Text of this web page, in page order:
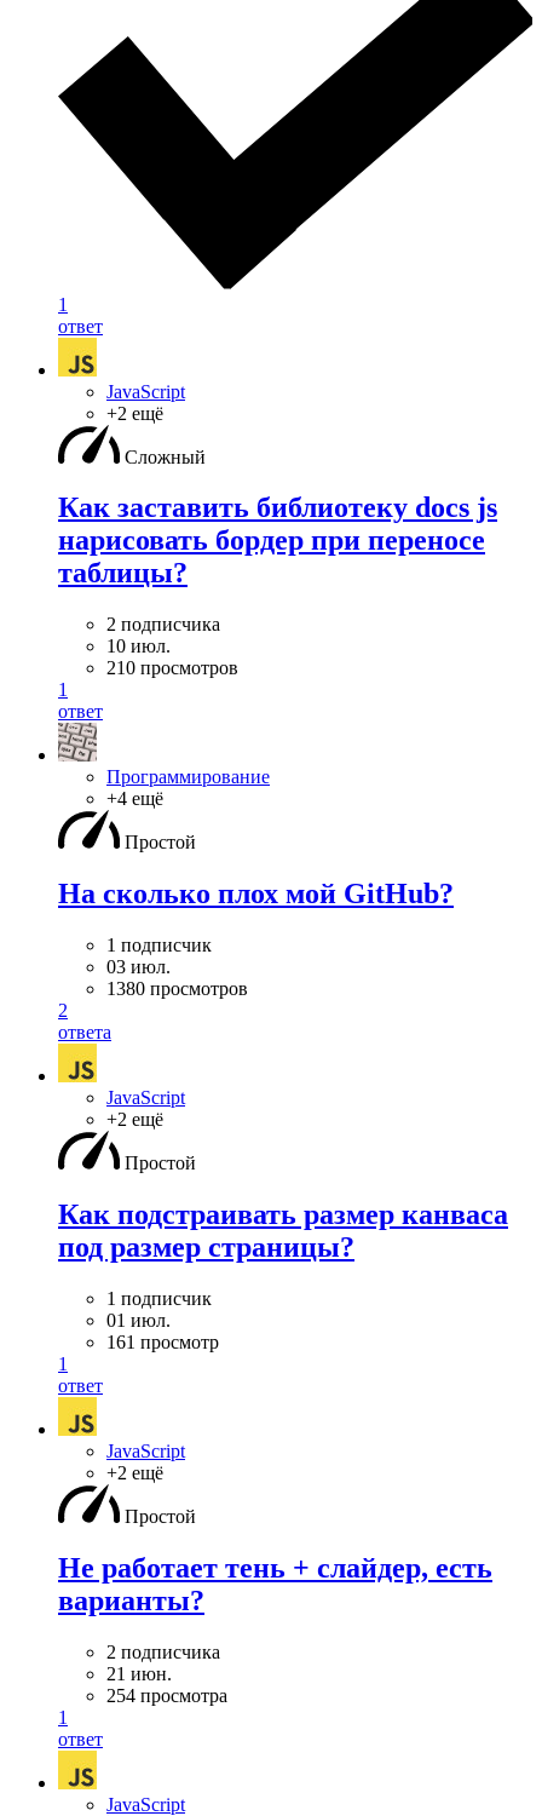
1
ответ
JavaScript
+2 ещё
Сложный
Как заставить библиотеку docs js
нарисовать бордер при переносе
таблицы?
2 подписчика
10 июл.
210 просмотров
1
ответ
Программирование
+4 ещё
Простой
На сколько плох мой GitHub?
1 подписчик
03 июл.
1380 просмотров
2
ответа
JavaScript
+2 ещё
Простой
Как подстраивать размер канваса
под размер страницы?
1 подписчик
01 июл.
161 просмотр
1
ответ
JavaScript
+2 ещё
Простой
Не работает тень + слайдер, есть
варианты?
2 подписчика
21 июн.
254 просмотра
1
ответ
JavaScript